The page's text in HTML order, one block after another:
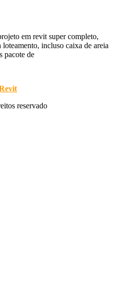
em revit super completo,
incluso caixa de areia
pacote de
reservado